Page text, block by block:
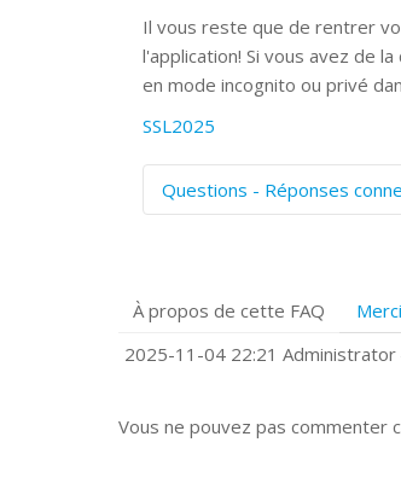
Il vous reste que de rentrer
l'application! Si vous avez de
en mode incognito ou privé
SSL2025
Questions - Réponses
Quels navigateurs web
Comment installer
À propos de cette FAQ
2025-11-04 22:21
Vous ne pouvez pas commenter